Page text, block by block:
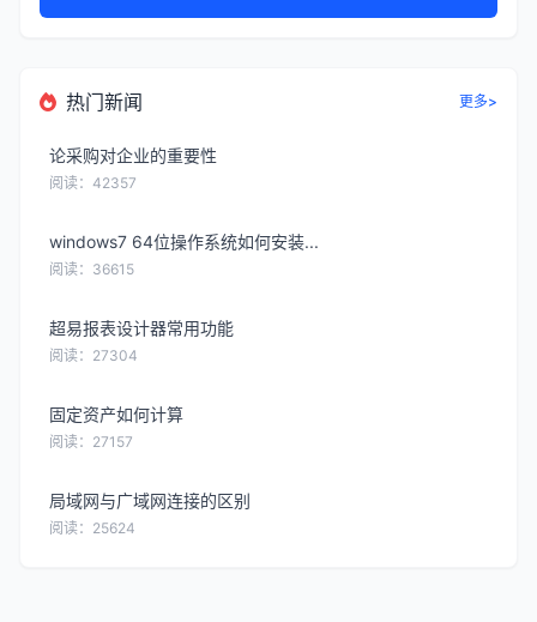
热门新闻 更多>
论采购对企业的重要性
阅读：42357
windows7 64位操作系统如何安装...
阅读：36615
超易报表设计器常用功能
阅读：27304
固定资产如何计算
阅读：27157
局域网与广域网连接的区别
阅读：25624